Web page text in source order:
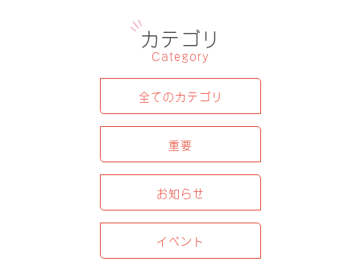
カテゴリ
Category
全てのカテゴリ
重要
お知らせ
イベント